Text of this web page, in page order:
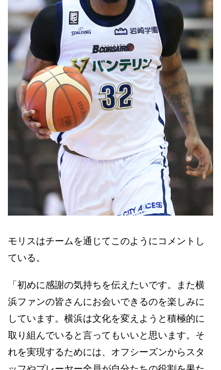
モリスはチームを通じてこのようにコメントし
ている。
「初めに感謝の気持ちを伝えたいです。また横
浜ファンの皆さんにお会いできるのを楽しみに
しています。横浜は文化を変えようと積極的に
取り組んでいると言ってもいいと思います。そ
れを実現するためには、オフシーズンからスタ